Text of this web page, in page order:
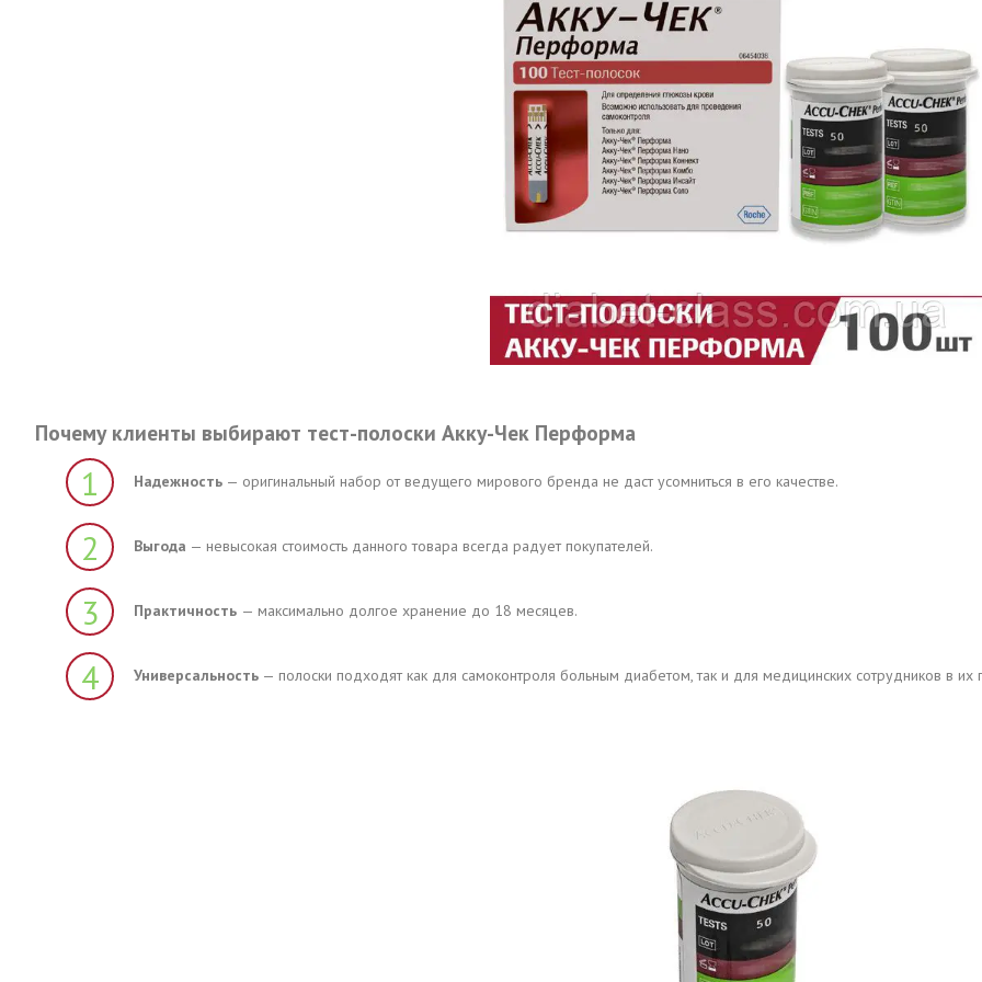
Почему клиенты выбирают тест-полоски Акку-Чек Перформа
1 Надежность — оригинальный набор от ведущего мирового бренда не даст усомниться в его качестве.
2 Выгода — невысокая стоимость данного товара всегда радует покупателей.
3 Практичность — максимально долгое хранение до 18 месяцев.
4 Универсальность — полоски подходят как для самоконтроля больным диабетом, так и для медицинских сотрудников в их